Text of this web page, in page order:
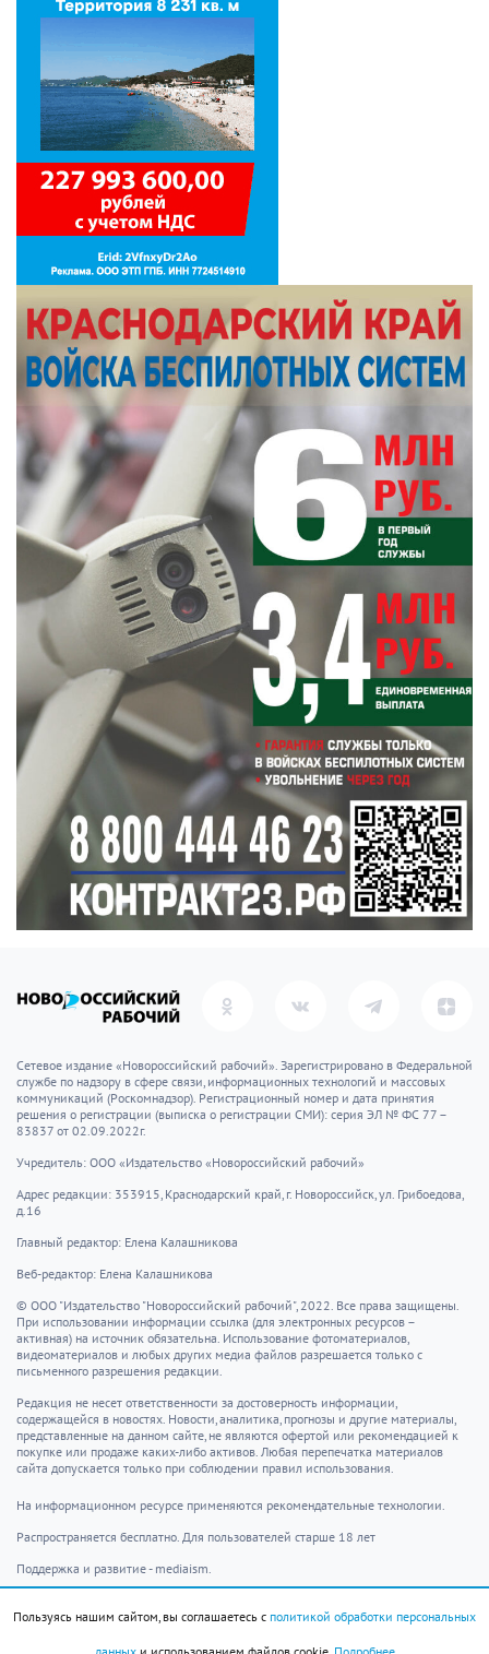
Сетевое издание «Новороссийский рабочий». Зарегистрировано в Федеральной
службе по надзору в сфере связи, информационных технологий и массовых
коммуникаций (Роскомнадзор). Регистрационный номер и дата принятия
решения о регистрации (выписка о регистрации СМИ): серия ЭЛ № ФС 77 –
83837 от 02.09.2022г.
Учредитель: ООО «Издательство «Новороссийский рабочий»
Адрес редакции: 353915, Краснодарский край, г. Новороссийск, ул. Грибоедова,
д.16
Главный редактор: Елена Калашникова
Веб-редактор: Елена Калашникова
© ООО "Издательство "Новороссийский рабочий", 2022. Все права защищены.
При использовании информации ссылка (для электронных ресурсов –
активная) на источник обязательна. Использование фотоматериалов,
видеоматериалов и любых других медиа файлов разрешается только с
письменного разрешения редакции.
Редакция не несет ответственности за достоверность информации,
содержащейся в новостях. Новости, аналитика, прогнозы и другие материалы,
представленные на данном сайте, не являются офертой или рекомендацией к
покупке или продаже каких-либо активов. Любая перепечатка материалов
сайта допускается только при соблюдении правил использования.
На информационном ресурсе применяются рекомендательные технологии.
Распространяется бесплатно. Для пользователей старше 18 лет
Поддержка и развитие - mediaism.
Пользуясь нашим сайтом, вы соглашаетесь с политикой обработки персональных